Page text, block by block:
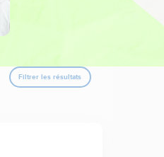
Filtrer les résultats